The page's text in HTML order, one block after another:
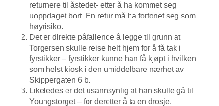
returnere til åstedet- etter å ha kommet seg
uoppdaget bort. En retur må ha fortonet seg som
høyrisiko.
Det er direkte påfallende å legge til grunn at
Torgersen skulle reise helt hjem for å få tak i
fyrstikker – fyrstikker kunne han få kjøpt i hvilken
som helst kiosk i den umiddelbare nærhet av
Skippergaten 6 b.
Likeledes er det usannsynlig at han skulle gå til
Youngstorget – for deretter å ta en drosje.